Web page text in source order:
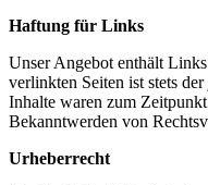
Haftung für Links
Unser Angebot enthält
verlinkten Seiten ist stets
Inhalte waren zum
Bekanntwerden von
Urheberrecht